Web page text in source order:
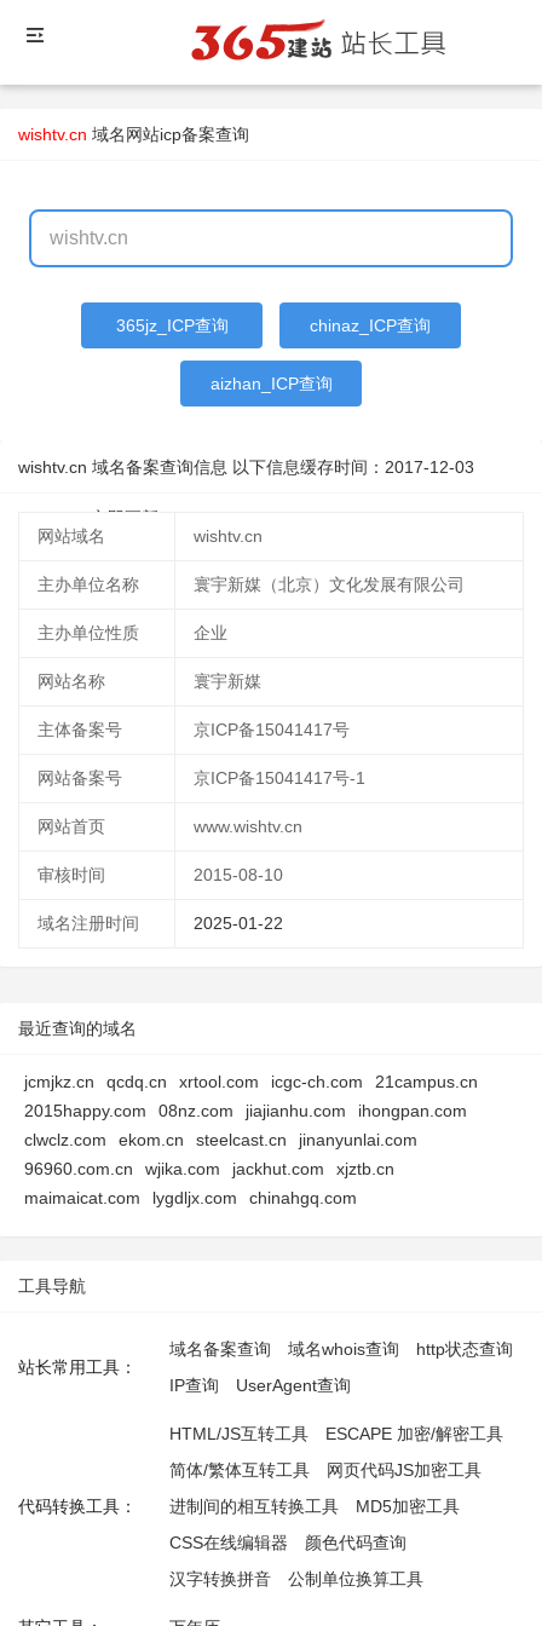
wishtv.cn 域名网站icp备案查询
365jz_ICP查询 chinaz_ICP查询
aizhan_ICP查询
wishtv.cn 域名备案查询信息 以下信息缓存时间： 2017-12-03
立即更新
网站域名
wishtv.cn
主办单位名称 寰宇新媒（北京）文化发展有限公司
主办单位性质 企业
网站名称 寰宇新媒
主体备案号 京ICP备15041417号
网站备案号 京ICP备15041417号-1
网站首页 www.wishtv.cn
审核时间 2015-08-10
域名注册时间 2025-01-22
最近查询的域名
jcmjkz.cn qcdq.cn xrtool.com icgc-ch.com
21campus.cn
2015happy.com
08nz.com jiajianhu.com
ihongpan.com
clwclz.com
ekom.cn steelcast.cn
jinanyunlai.com
96960.com.cn
wjika.com jackhut.com
xjztb.cn
maimaicat.com
lygdljx.com chinahgq.com
工具导航
站长常用工具：
域名备案查询 域名whois查询
http状态查询
IP查询
UserAgent查询
代码转换工具：
HTML/JS互转工具
ESCAPE 加密/解密工具
简体/繁体互转工具
网页代码JS加密工具
进制间的相互转换工具
MD5加密工具
CSS在线编辑器
颜色代码查询
汉字转换拼音
公制单位换算工具